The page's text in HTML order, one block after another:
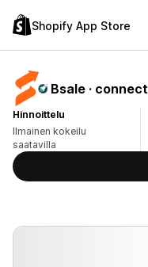
Shopify App Store
Bsale · connect
Hinnoittelu
Ilmainen kokeilu
saatavilla